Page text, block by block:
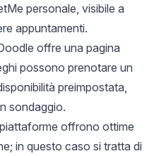
personale, visibile a
appuntamenti.
offre una pagina
possono prenotare un
preimpostata,
sondaggio.
offrono ottime
in questo caso si tratta di